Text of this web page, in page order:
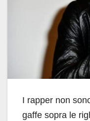
I rapper non
gaffe sopra le